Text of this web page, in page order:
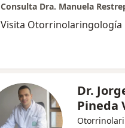
Consulta Dra. Manuela
Visita Otorrinolaringología
Dr.
Pineda